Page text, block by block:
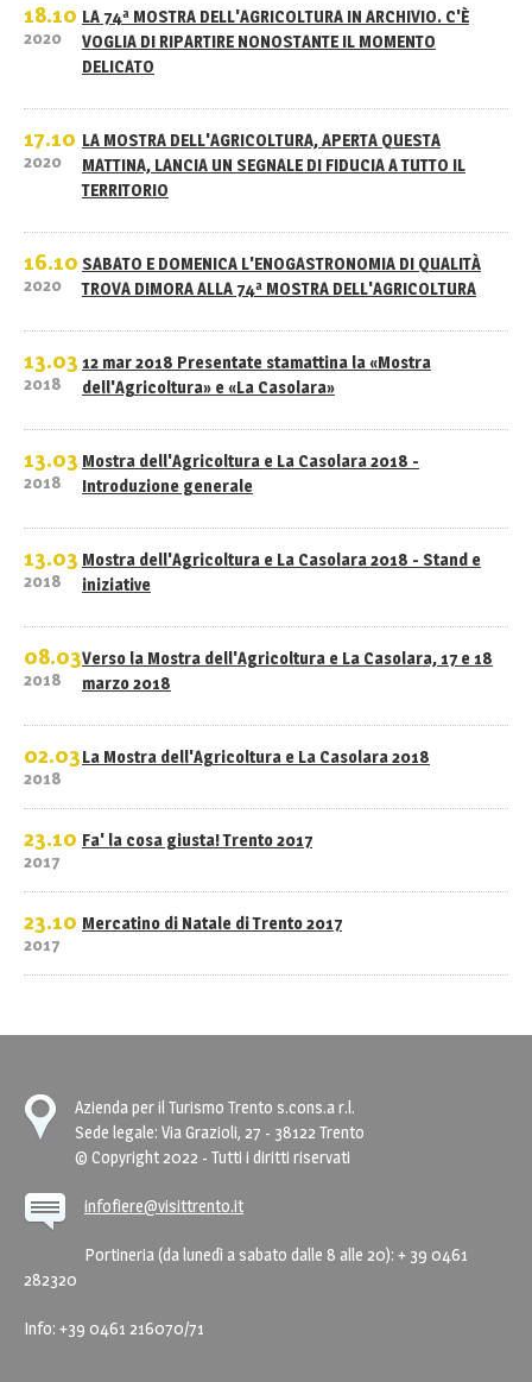
18.10
2020
LA 74ª MOSTRA DELL'AGRICOLTURA IN ARCHIVIO. C'È
VOGLIA DI RIPARTIRE NONOSTANTE IL MOMENTO
DELICATO
17.10
2020
LA MOSTRA DELL'AGRICOLTURA, APERTA QUESTA
MATTINA, LANCIA UN SEGNALE DI FIDUCIA A TUTTO IL
TERRITORIO
16.10
2020
SABATO E DOMENICA L'ENOGASTRONOMIA DI QUALITÀ
TROVA DIMORA ALLA 74ª MOSTRA DELL'AGRICOLTURA
13.03
2018
12 mar 2018 Presentate stamattina la «Mostra
dell'Agricoltura» e «La Casolara»
13.03
2018
Mostra dell'Agricoltura e La Casolara 2018 -
Introduzione generale
13.03
2018
Mostra dell'Agricoltura e La Casolara 2018 - Stand e
iniziative
08.03
2018
Verso la Mostra dell'Agricoltura e La Casolara, 17 e 18
marzo 2018
02.03
2018
La Mostra dell'Agricoltura e La Casolara 2018
23.10
2017
Fa' la cosa giusta! Trento 2017
23.10
2017
Mercatino di Natale di Trento 2017
Azienda per il Turismo Trento s.cons.a r.l.
Sede legale: Via Grazioli, 27 - 38122 Trento
© Copyright 2022 - Tutti i diritti riservati
infofiere@visittrento.it
Portineria (da lunedì a sabato dalle 8 alle 20): + 39 0461
282320
Info: +39 0461 216070/71